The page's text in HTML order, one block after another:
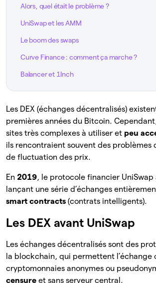
Alors, quel était le problème ?
UniSwap et les AMM
Le boom des swaps
Curve Finance : comment ça marche ?
Balancer et 1Inch
Les DEX (échanges décentralisés)
premières années du Bitcoin.
sites très complexes à utiliser et peu
ils rencontraient souvent des problèmes
de fluctuation des prix.
En 2019, le protocole financier UniSwap
lançant une série d’échanges
smart contracts (contrats intelligents).
Les DEX avant UniSwap
Les échanges décentralisés sont des
la blockchain, qui permettent l’échange
cryptomonnaies anonymes ou
censure et sans serveur central.